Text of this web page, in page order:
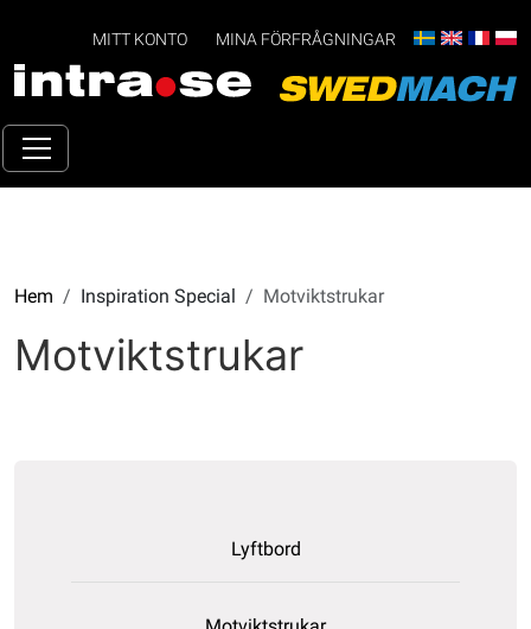
MITT KONTO MINA FÖRFRÅGNINGAR
Hem Inspiration Special Motviktstrukar
Motviktstrukar
Lyftbord